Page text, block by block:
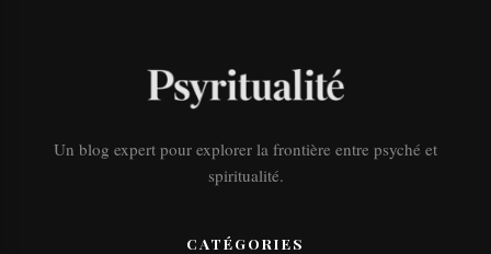
Un blog expert pour explorer la frontière entre psyché et
spiritualité.
CATÉGORIES